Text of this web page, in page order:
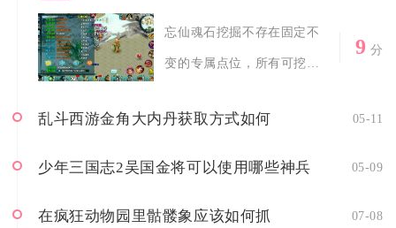
忘仙魂石挖掘不存在固定不
变的专属点位，所有可挖出
9 分
乱斗西游金角大内丹获取方式如何 05-11
少年三国志2吴国金将可以使用哪些神兵 05-09
在疯狂动物园里骷髅象应该如何抓 07-08